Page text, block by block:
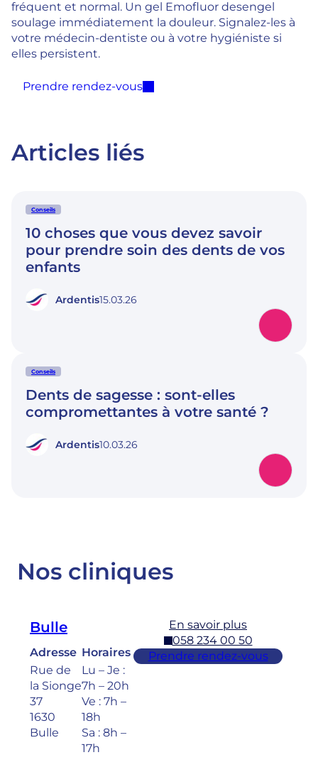
fréquent et normal. Un gel Emofluor desengel
soulage immédiatement la douleur. Signalez-les à
votre médecin-dentiste ou à votre hygiéniste si
elles persistent.
Prendre rendez-vous
Articles liés
Conseils
10 choses que vous devez savoir
pour prendre soin des dents de vos
enfants
Ardentis15.03.26
Conseils
Dents de sagesse : sont-elles
compromettantes à votre santé ?
Ardentis10.03.26
Nos cliniques
Bulle
Adresse
Rue de
la Sionge
37
1630
Bulle
Horaires
Lu – Je :
7h – 20h
Ve : 7h –
18h
Sa : 8h –
17h
En savoir plus
058 234 00 50
Prendre rendez-vous